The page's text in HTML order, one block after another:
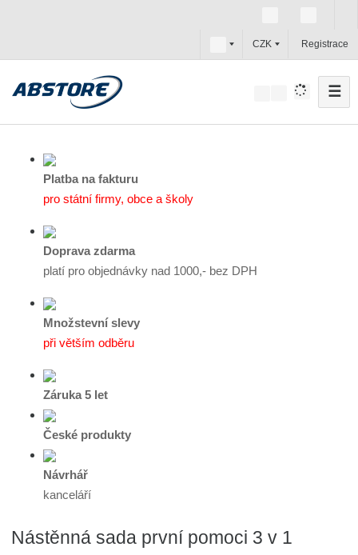
c
z
CZK Registrace
☰
Platba na fakturu
pro státní firmy, obce a školy
Doprava zdarma
platí pro objednávky nad 1000,- bez DPH
Množstevní slevy
při větším odběru
Záruka 5 let
České produkty
Návrhář
kanceláří
Nástěnná sada první pomoci 3 v 1